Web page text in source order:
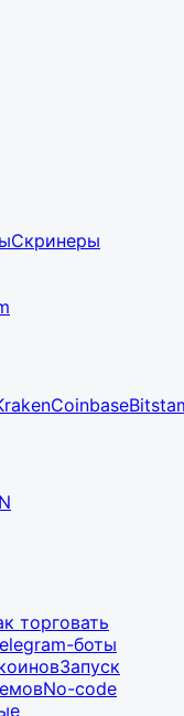
Скринеры
Coinbase
торговать
боты
Запуск
No-code